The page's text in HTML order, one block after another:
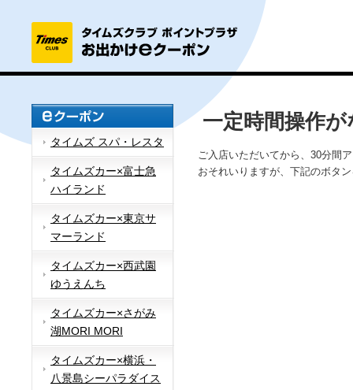
タイムズ スパ・レスタ
タイムズカー×富士急
ハイランド
タイムズカー×東京サ
マーランド
タイムズカー×西武園
ゆうえんち
タイムズカー×さがみ
湖MORI MORI
タイムズカー×横浜・
八景島シーパラダイス
一定時間操作
ご入店いただいてから、30分間
おそれいりますが、下記のボタ